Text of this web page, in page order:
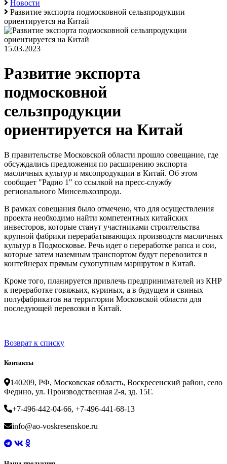
Новости
Развитие экспорта подмосковной сельзпродукции
ориентируется на Китай
15.03.2023
Развитие экспорта
подмосковной
сельзпродукции
ориентируется на Китай
В правительстве Московской области прошло совещание, где
обсуждались предложения по расширению экспорта
масличных культур и мясопродукции в Китай. Об этом
сообщает "Радио 1" со ссылкой на пресс-службу
регионального Минсельхозпрода.
В рамках совещания было отмечено, что для осуществления
проекта необходимо найти компетентных китайских
инвесторов, которые станут участниками строительства
крупной фабрики перерабатывающих производств масличных
культур в Подмосковье. Речь идет о переработке рапса и сои,
которые затем наземным транспортом будут перевозится в
контейнерах прямым сухопутным маршрутом в Китай.
Кроме того, планируется привлечь предпринимателей из КНР
к переработке говяжьих, куриных, а в будущем и свиных
полуфабрикатов на территории Московской области для
последующей перевозки в Китай.
Возврат к списку
Контакты
140209, РФ, Московская область, Воскресенский район, село
Федино, ул. Производственная 2-я, зд. 15Г.
+7-496-442-04-66, +7-496-441-68-13
info@ao-voskresenskoe.ru